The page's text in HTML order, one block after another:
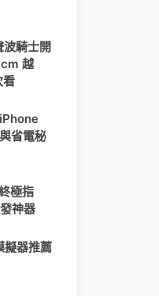
騎士開
越
看
省電秘
極指
神器
擬器推薦